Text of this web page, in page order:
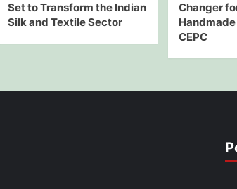
Set to Transform the Indian
Silk and Textile Sector
Changer
CEPC